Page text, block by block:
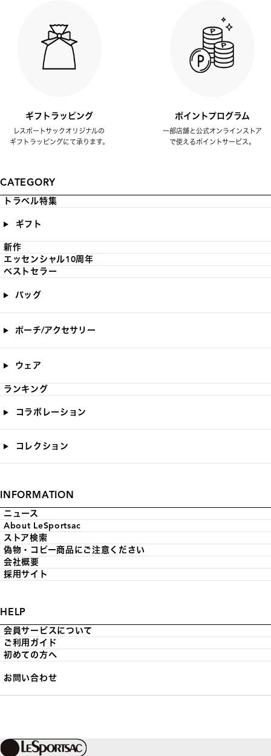
ギフトラッピング
レスポートサックオリジナルの
ギフトラッピングにて承ります。
ポイントプログラム
一部店舗と公式オンラインストア
で使えるポイントサービス。
CATEGORY
トラベル特集
ギフト
新作
エッセンシャル10周年
ベストセラー
バッグ
ポーチ/アクセサリー
ウェア
ランキング
コラボレーション
コレクション
INFORMATION
ニュース
About LeSportsac
ストア検索
偽物・コピー商品にご注意ください
会社概要
採用サイト
HELP
会員サービスについて
ご利用ガイド
初めての方へ
お問い合わせ